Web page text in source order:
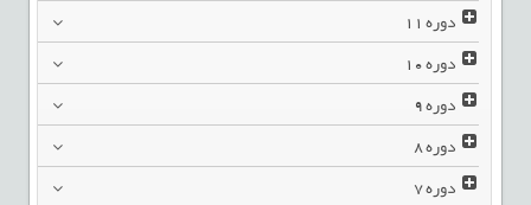
دوره11
دوره10
دوره9
دوره8
دوره7